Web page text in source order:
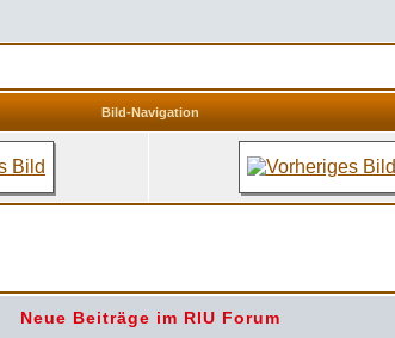
Bild-Navigation
Neue Beiträge im RIU Forum